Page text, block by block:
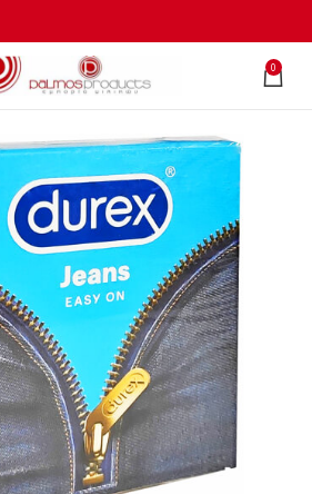
0